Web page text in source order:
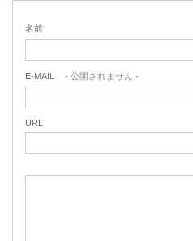
名前
E-MAIL - 公開されません -
URL